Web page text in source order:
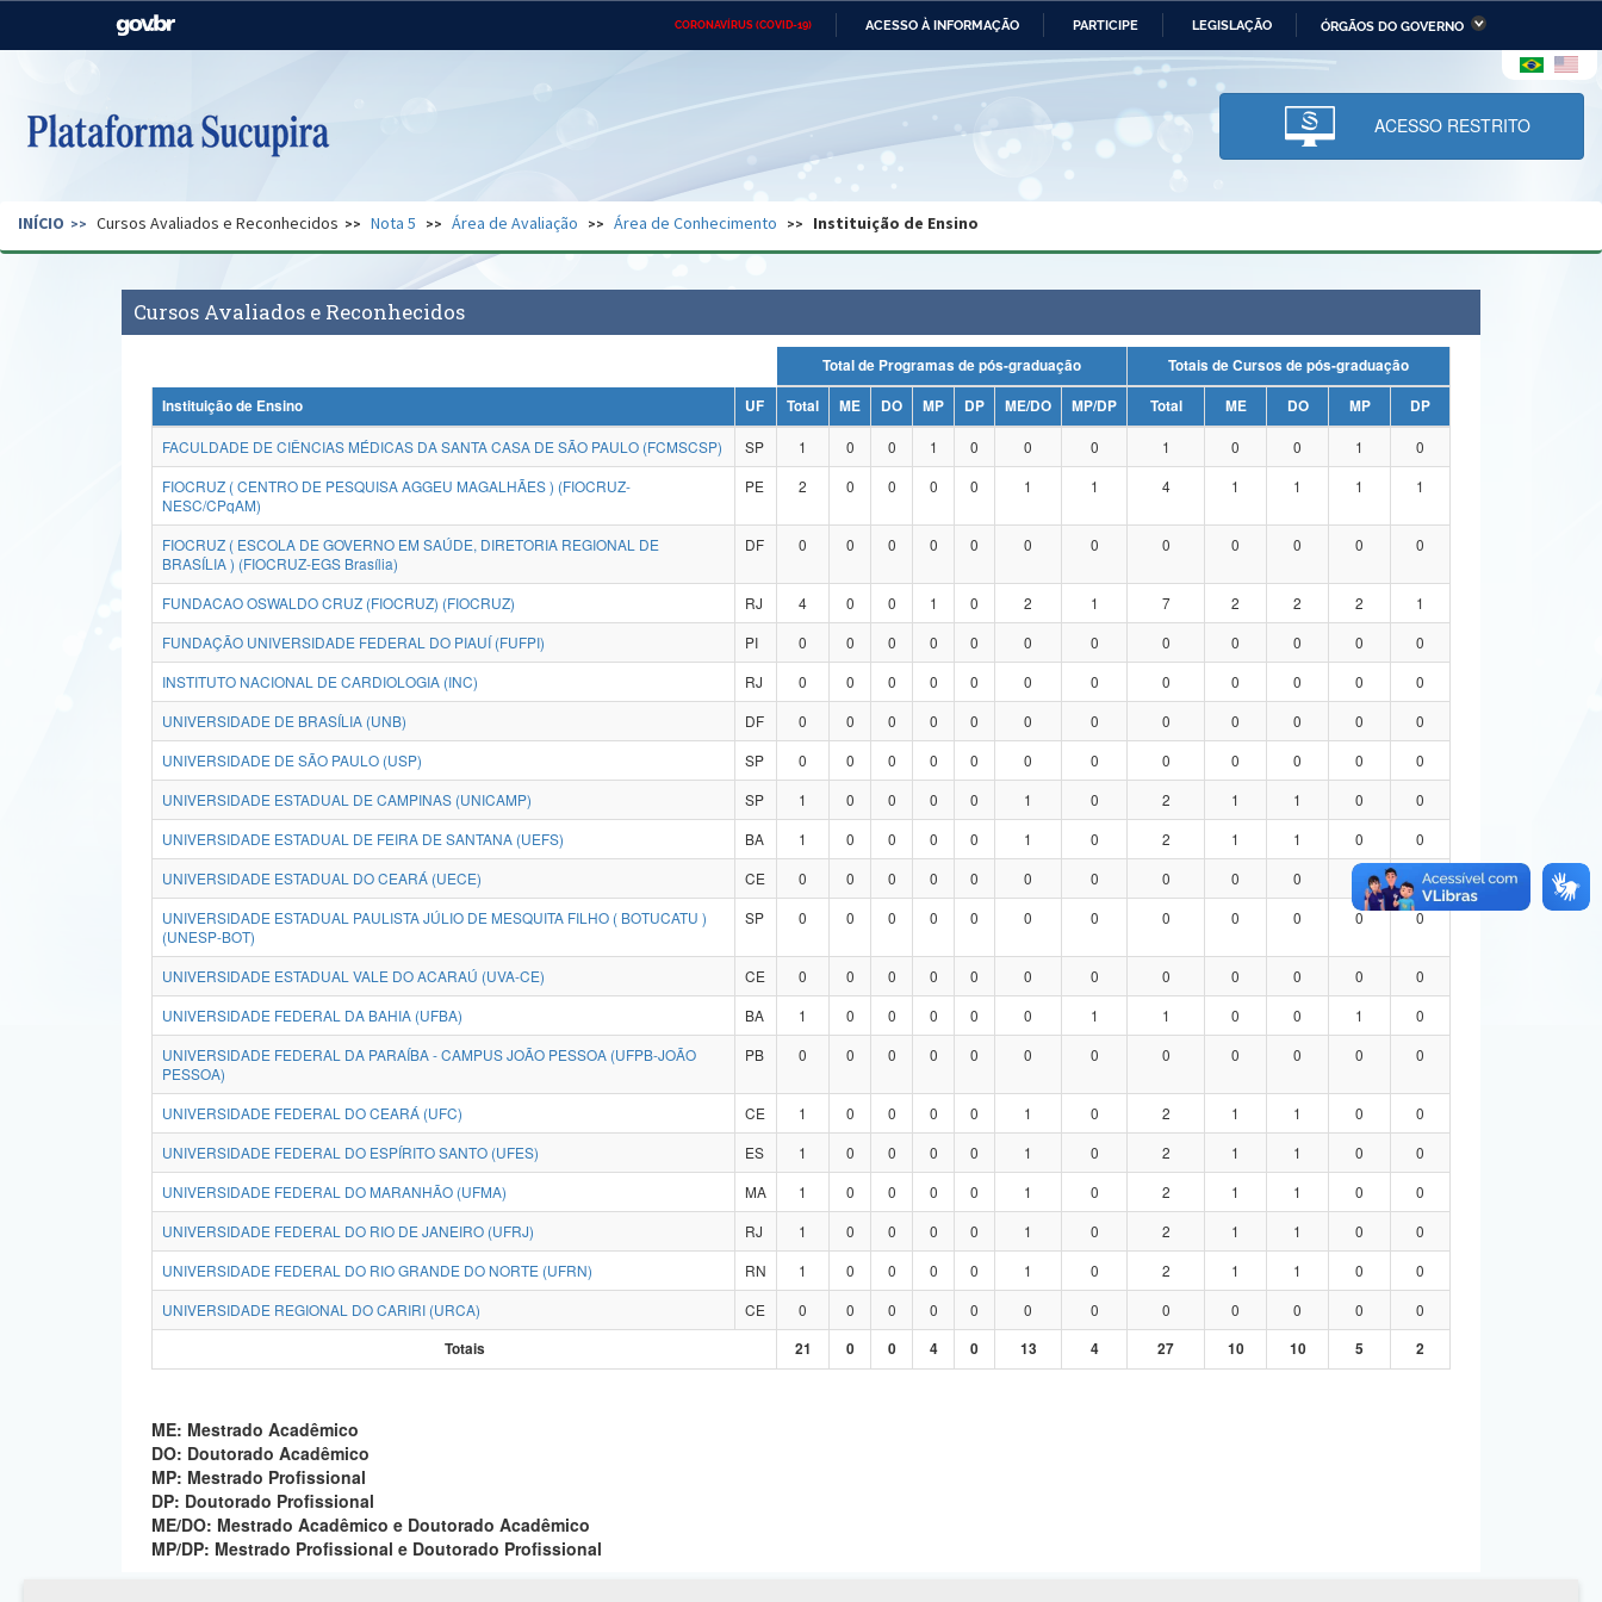
CORONAVÍRUS (COVID-19) ACESSO À INFORMAÇÃO PARTICIPE LEGISLAÇÃO ÓRGÃOS DO GOVERNO
Casa Civil Ministério das Relações Ministério da Economia Ministério da Infraestrutura
Pecuária e Abastecimento
Ministério da Ciência,
Tecnologia, Inovações e
Comunicações
Ministério do Desenvolvimento
Regional e dos Direitos Humanos
Secretaria de Governo Gabinete de Segurança Advocacia-Geral da União Banco Central do Brasil Planalto
ACESSO RESTRITO
INÍCIO Cursos Avaliados e Reconhecidos Nota 5 Área de Avaliação Área de Conhecimento Instituição de Ensino
Cursos Avaliados e Reconhecidos
Total de Programas de pós-graduação
Totais de Cursos de pós-graduação
Instituição de Ensino
UF Total ME DO MP DP ME/DO MP/DP Total ME DO MP
DP
FACULDADE DE CIÊNCIAS MÉDICAS DA SANTA CASA DE SÃO PAULO (FCMSCSP)
SP 1 0 0 1 0 0 0 1 0 0 1
0
FIOCRUZ ( CENTRO DE PESQUISA AGGEU MAGALHÃES ) (FIOCRUZ-
NESC/CPqAM)
PE 2 0 0 0 0 1 1 4 1 1 1 1
FIOCRUZ ( ESCOLA DE GOVERNO EM SAÚDE, DIRETORIA REGIONAL DE
BRASÍLIA ) (FIOCRUZ-EGS Brasília)
DF 0 0 0 0 0 0 0 0 0 0 0 0
FUNDACAO OSWALDO CRUZ (FIOCRUZ) (FIOCRUZ) RJ 4 0 0 1 0 2 1 7 2 2 2
1
FUNDAÇÃO UNIVERSIDADE FEDERAL DO PIAUÍ (FUFPI)
PI 0 0 0 0 0 0 0 0 0 0 0
0
INSTITUTO NACIONAL DE CARDIOLOGIA (INC)
RJ 0 0 0 0 0 0 0 0 0 0 0
0
UNIVERSIDADE DE BRASÍLIA (UNB)
DF 0 0 0 0 0 0 0 0 0 0 0
0
UNIVERSIDADE DE SÃO PAULO (USP)
SP 0 0 0 0 0 0 0 0 0 0 0
0
UNIVERSIDADE ESTADUAL DE CAMPINAS (UNICAMP)
SP 1 0 0 0 0 1 0 2 1 1 0
0
UNIVERSIDADE ESTADUAL DE FEIRA DE SANTANA (UEFS)
BA 1 0 0 0 0 1 0 2 1 1 0
0
UNIVERSIDADE ESTADUAL DO CEARÁ (UECE)
CE 0 0 0 0 0 0 0 0 0 0
0
UNIVERSIDADE ESTADUAL PAULISTA JÚLIO DE MESQUITA FILHO ( BOTUCATU )
(UNESP-BOT)
SP 0 0 0 0 0 0 0 0 0 0 0 0
UNIVERSIDADE ESTADUAL VALE DO ACARAÚ (UVA-CE) CE 0 0 0 0 0 0 0 0 0 0 0
0
UNIVERSIDADE FEDERAL DA BAHIA (UFBA)
BA 1 0 0 0 0 0 1 1 0 0 1
0
UNIVERSIDADE FEDERAL DA PARAÍBA - CAMPUS JOÃO PESSOA (UFPB-JOÃO
PESSOA)
PB 0 0 0 0 0 0 0 0 0 0 0 0
UNIVERSIDADE FEDERAL DO CEARÁ (UFC) CE 1 0 0 0 0 1 0 2 1 1 0
0
UNIVERSIDADE FEDERAL DO ESPÍRITO SANTO (UFES)
ES 1 0 0 0 0 1 0 2 1 1 0
0
UNIVERSIDADE FEDERAL DO MARANHÃO (UFMA)
MA 1 0 0 0 0 1 0 2 1 1 0
0
UNIVERSIDADE FEDERAL DO RIO DE JANEIRO (UFRJ)
RJ 1 0 0 0 0 1 0 2 1 1 0
0
UNIVERSIDADE FEDERAL DO RIO GRANDE DO NORTE (UFRN)
RN 1 0 0 0 0 1 0 2 1 1 0
0
UNIVERSIDADE REGIONAL DO CARIRI (URCA)
CE 0 0 0 0 0 0 0 0 0 0 0
0
Totais
21 0 0 4 0 13 4 27 10 10 5 2
ME: Mestrado Acadêmico
DO: Doutorado Acadêmico
MP: Mestrado Profissional
DP: Doutorado Profissional
ME/DO: Mestrado Acadêmico e Doutorado Acadêmico
MP/DP: Mestrado Profissional e Doutorado Profissional